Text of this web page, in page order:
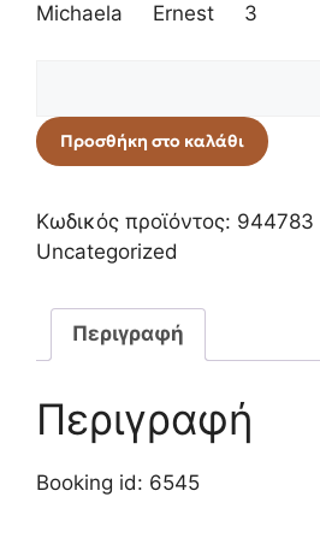
Michaela Ernest 3
Προσθήκη στο καλάθι
Κωδικός προϊόντος: 944783
Uncategorized
Περιγραφή
Περιγραφή
Booking id: 6545